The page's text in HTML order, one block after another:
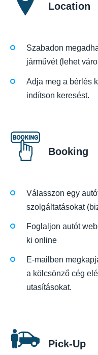
Location
Szabadon
járművét (lehet
Adja meg a bérlés
indítson keresést.
Booking
Válasszon egy
szolgáltatásokat
Foglaljon autót
ki online
E-mailben
a kölcsönző cég
utasításokat.
Pick-Up